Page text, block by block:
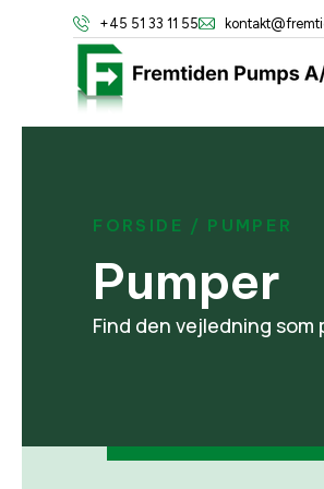
+45 51 33 11 55
FORSIDE / PUMPER
Pumper
Find den vejledning